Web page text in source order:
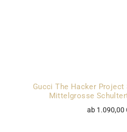
Gucci The Hacker Project
Mittelgrosse
ab 1.090,00